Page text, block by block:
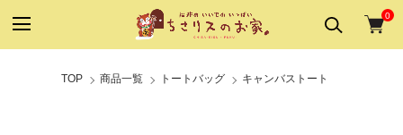
0
TOP 商品一覧 トートバッグ キャンバストート